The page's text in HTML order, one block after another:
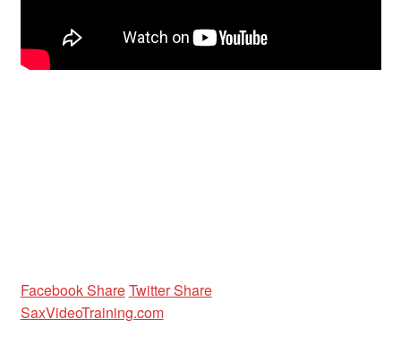
KONTAKT
Facebook ShareTwitter Share
SaxVideoTraining.com